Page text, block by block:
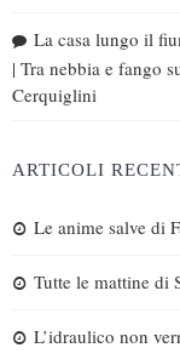
La casa lungo il
| Tra nebbia e fango
Cerquiglini
ARTICOLI
Le anime salve di
Tutte le mattine di
L’idraulico non